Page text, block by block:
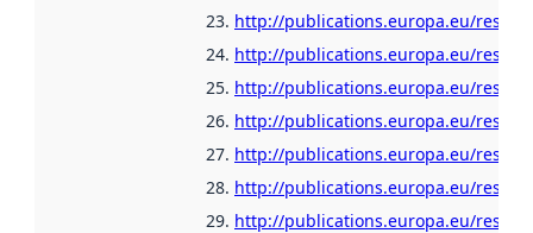
http://publications.europa.eu/
http://publications.europa.eu/
http://publications.europa.eu/
http://publications.europa.eu/
http://publications.europa.eu/
http://publications.europa.eu/
http://publications.europa.eu/